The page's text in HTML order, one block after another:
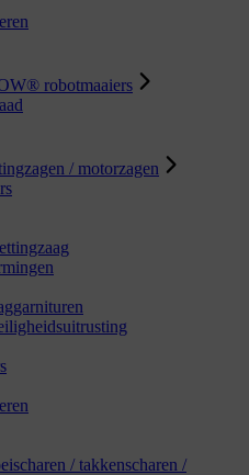
robotmaaiers
/ motorzagen
/ takkenscharen /